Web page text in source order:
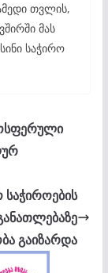
თვლის,
მას
საჭირო
გაიზარდა